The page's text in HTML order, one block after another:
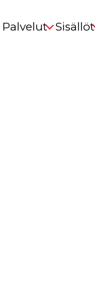
Palvelut Sisällöt